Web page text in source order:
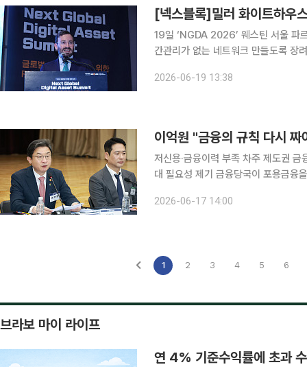
19일 ‘NGDA 2026’ 웨스틴 서울 파
간관리가 없는 네트워크 만들도록 장려 목표” 미국 가상자산 시장 구조를 정비하
가상자산에 대한 제도적 불확실성이
2026-06-19 13:38
이억원 "금융의 규칙 다시
저신용·금융이력 부족 차주 제도권
대 필요성 제기 금융당국이 포용금융을 금융시스템 구조개혁 과제로 추진한다. 신용평가와 금융회
17일 서울 중구 예금보험공사에서 이
2026-06-17 14:00
1 2 3 4 5 6
브라보 마이 라이프
연 4% 기준수익률에 초과